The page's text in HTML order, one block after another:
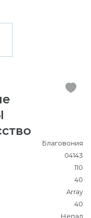
Благовония
04143
110
40
Array
40
Непал